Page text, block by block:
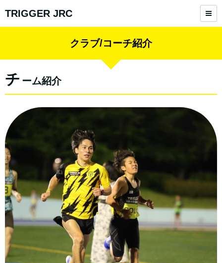
TRIGGER JRC
クラブ/コーチ紹介
チ ーム紹介